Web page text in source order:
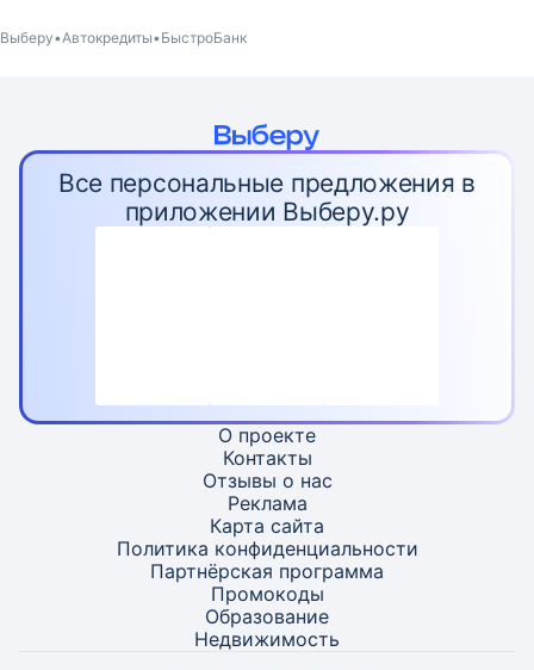
Выберу Автокредиты БыстроБанк
Все персональные предложения в
приложении Выберу.ру
О проекте
Контакты
Отзывы о нас
Реклама
Карта сайта
Политика конфиденциальности
Партнёрская программа
Промокоды
Образование
Недвижимость